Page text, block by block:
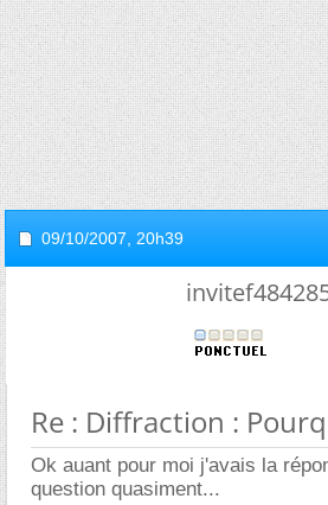
09/10/2007, 20h39
Re : Diffraction :
Ok auant pour moi j'avais la
question quasiment...